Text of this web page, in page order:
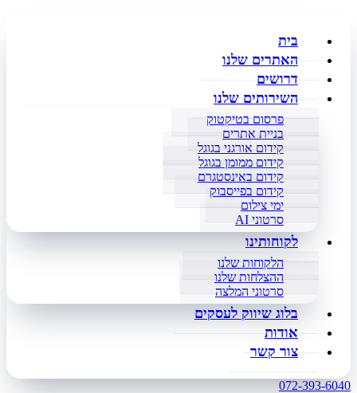
בית
האתרים שלנו
דרושים
השירותים שלנו
פרסום בטיקטוק
בניית אתרים
קידום אורגני בגוגל
קידום ממומן בגוגל
קידום באינסטגרם
קידום בפייסבוק
ימי צילום
סרטוני AI
לקוחותינו
הלקוחות שלנו
ההצלחות שלנו
סרטוני המלצה
בלוג שיווק לעסקים
אודות
צור קשר
072-393-6040